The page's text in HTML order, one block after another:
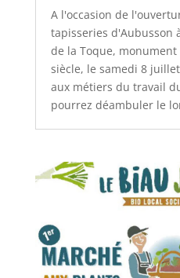
A l'occasion de
tapisseries d'Aubusson
de la Toque, monument
siècle, le samedi 8
aux métiers du travail
pourrez déambuler le